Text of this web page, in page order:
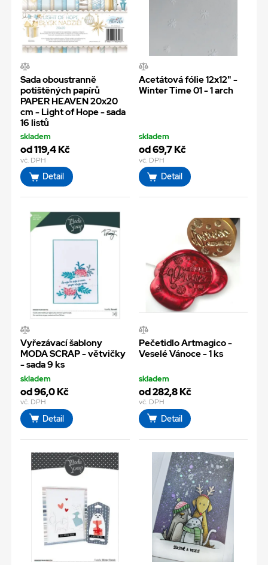
Sada oboustranně
potištěných papírů
PAPER HEAVEN 20x20
cm - Light of Hope - sada
16 listů
skladem
od 119,4 Kč
vč. DPH
Detail
Acetátová fólie 12x12" -
Winter Time 01 - 1 arch
skladem
od 69,7 Kč
vč. DPH
Detail
Vyřezávací šablony
MODA SCRAP - větvičky
- sada 9 ks
skladem
od 96,0 Kč
vč. DPH
Detail
Pečetidlo Artmagico -
Veselé Vánoce - 1 ks
skladem
od 282,8 Kč
vč. DPH
Detail